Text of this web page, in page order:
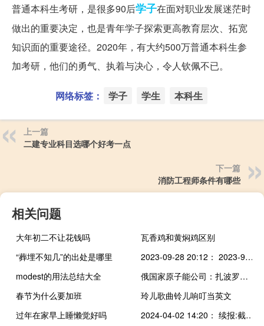
普通本科生考研，是很多90后学子在面对职业发展迷茫时
做出的重要决定，也是青年学子探索更高教育层次、拓宽
知识面的重要途径。2020年，有大约500万普通本科生参
加考研，他们的勇气、执着与决心，令人钦佩不已。
网络标签： 学子 学生 本科生
上一篇
二建专业科目选哪个好考一点
下一篇
消防工程师条件有哪些
相关问题
大年初二不让花钱吗
瓦香鸡和黄焖鸡区别
“葬埋不知几”的出处是哪里
2023-09-28 20:12： 2023-9-28 20:10，因车辆交通事故，G2京沪高速去往上海方向K144+600处现场通行缓慢。 ​​​
modest的用法总结大全
俄国家原子能公司：扎波罗热核电站有望在2024年重启
春节为什么要加班
玲儿歌曲铃儿响叮当英文
过年在家早上睡懒觉好吗
2024-04-02 14:20： 续报:截至2024年4月2日14:20福银高速蓝商段西安方向李家河隧道内K1607+600处发生交通事故,事故路段主线、蓝田服务区K1599+500处、秦岭隧道入口K1582+300处,商洛西、南城子、杨斜、葛牌收费站入口西安方向临时管控,前往西安方向车辆由商州枢纽K0处分流至沪陕高速。 ​​​